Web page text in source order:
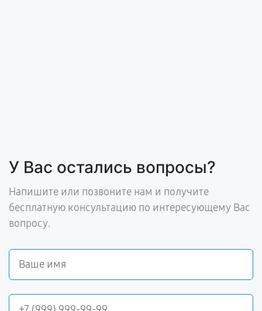
У Вас остались вопросы?
Напишите или позвоните нам и получите
бесплатную консультацию по интересующему Вас
вопросу.